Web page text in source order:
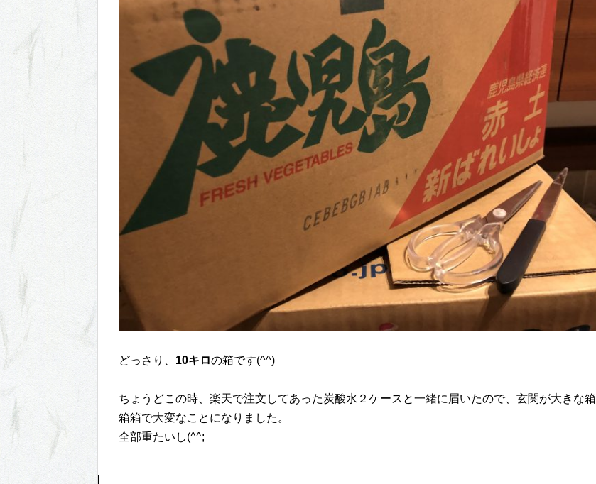
どっさり、 10キロの箱です(^^)
ちょうどこの時、楽天で注文してあった炭酸水２ケースと一緒に届いたので、玄関が大きな箱
箱箱で大変なことになりました。
全部重たいし(^^;